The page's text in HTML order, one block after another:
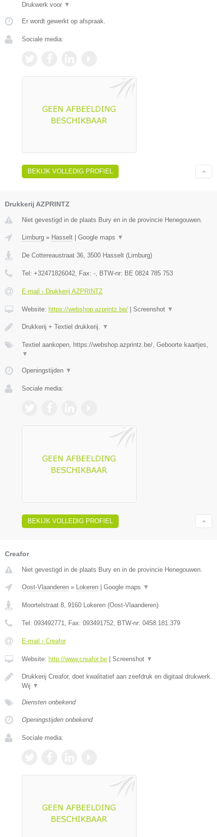
Drukwerk voor ▼
Er wordt gewerkt op afspraak.
Sociale media:
BEKIJK VOLLEDIG PROFIEL
Drukkerij AZPRINTZ
Niet gevestigd in de plaats Bury en in de provincie Henegouwen.
Limburg » Hasselt Google maps ▼
De Cottereaustraat 36, 3500 Hasselt (Limburg)
Tel: +32471826042, Fax: -, BTW-nr: BE 0824 785 753
E-mail › Drukkerij AZPRINTZ
Website: https://webshop.azprintz.be/ Screenshot ▼
Drukkerij + Textiel drukkerij. ▼
Textiel aankopen, https://webshop.azprintz.be/, Geboorte kaartjes,
▼
Openingstijden ▼
Sociale media:
BEKIJK VOLLEDIG PROFIEL
Creafor
Niet gevestigd in de plaats Bury en in de provincie Henegouwen.
Oost-Vlaanderen » Lokeren Google maps ▼
Moortelstraat 8 9160 Lokeren (Oost-Vlaanderen)
Tel: 093492771 , Fax: 093491752 , BTW-nr: 0458.181.379
E-mail › Creafor
Website: http://www.creafor.be Screenshot ▼
Drukkerij Creafor, doet kwalitatief aan zeefdruk en digitaal drukwerk.
Wij ▼
Diensten onbekend
Openingstijden onbekend
Sociale media: